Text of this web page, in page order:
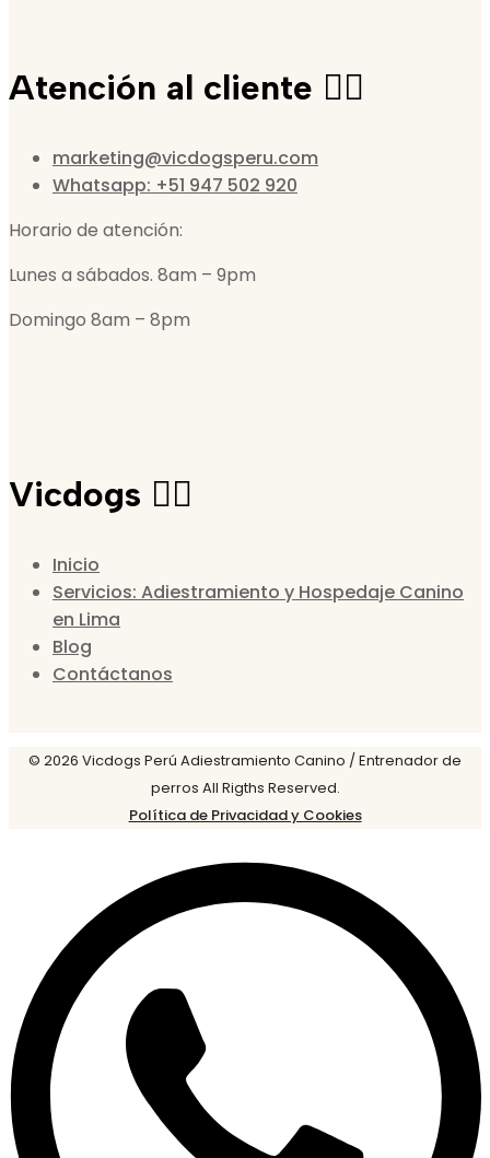
Atención al cliente 🙋‍♀️
marketing@vicdogsperu.com
Whatsapp: +51 947 502 920
Horario de atención:
Lunes a sábados. 8am – 9pm
Domingo 8am – 8pm
Vicdogs 🐕‍🦺
Inicio
Servicios: Adiestramiento y Hospedaje Canino
en Lima
Blog
Contáctanos
© 2026 Vicdogs Perú Adiestramiento Canino / Entrenador de
perros All Rigths Reserved.
Política de Privacidad y Cookies